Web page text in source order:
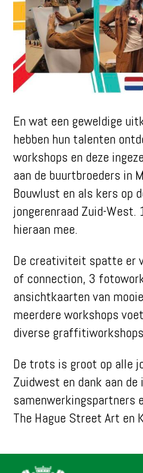
En wat een geweldige
hebben hun talenten
workshops en deze
aan de buurtbroeders in
Bouwlust en als kers op
jongerenraad Zuid-
hieraan mee.
De creativiteit spatte er
of connection, 3
ansichtkaarten van
meerdere workshops
diverse
De trots is groot op alle
Zuidwest en dank aan de
samenwerkingspartners
The Hague Street Art en